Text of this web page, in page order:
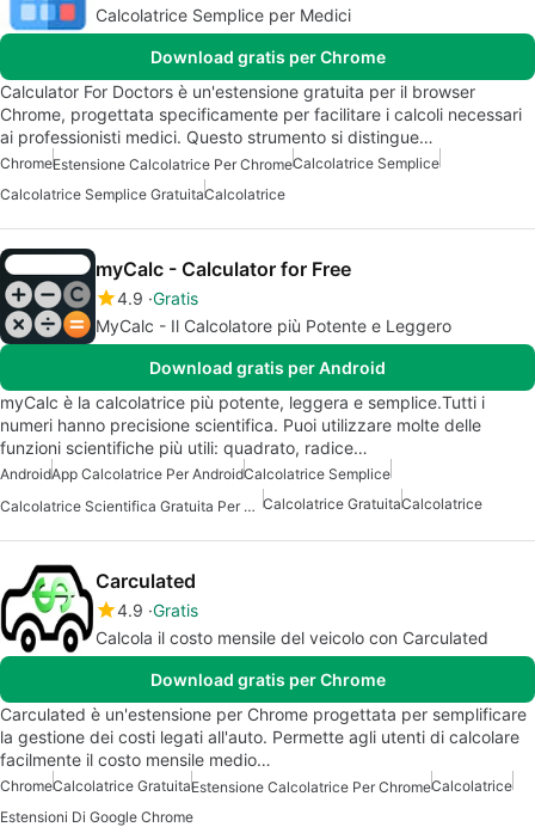
Calcolatrice Semplice per Medici
Download gratis per Chrome
Calculator For Doctors è un'estensione gratuita per il browser
Chrome, progettata specificamente per facilitare i calcoli necessari
ai professionisti medici. Questo strumento si distingue…
ChromeEstensione Calcolatrice Per ChromeCalcolatrice Semplice
Calcolatrice Semplice GratuitaCalcolatrice
myCalc - Calculator for Free
4.9 Gratis
MyCalc - Il Calcolatore più Potente e Leggero
Download gratis per Android
myCalc è la calcolatrice più potente, leggera e semplice.Tutti i
numeri hanno precisione scientifica. Puoi utilizzare molte delle
funzioni scientifiche più utili: quadrato, radice…
AndroidApp Calcolatrice Per AndroidCalcolatrice Semplice
Calcolatrice Scientifica Gratuita Per Android Calcolatrice GratuitaCalcolatrice
Carculated
4.9 Gratis
Calcola il costo mensile del veicolo con Carculated
Download gratis per Chrome
Carculated è un'estensione per Chrome progettata per semplificare
la gestione dei costi legati all'auto. Permette agli utenti di calcolare
facilmente il costo mensile medio…
ChromeCalcolatrice GratuitaEstensione Calcolatrice Per ChromeCalcolatrice
Estensioni Di Google Chrome